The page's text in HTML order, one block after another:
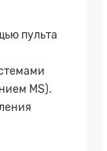
пульта
MS).